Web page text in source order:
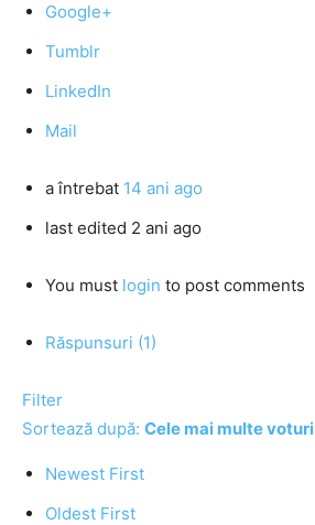
Google+
Tumblr
LinkedIn
Mail
a întrebat 14 ani ago
last edited 2 ani ago
You must login to post comments
Răspunsuri (1)
Filter
Sortează după: Cele mai multe voturi
Newest First
Oldest First